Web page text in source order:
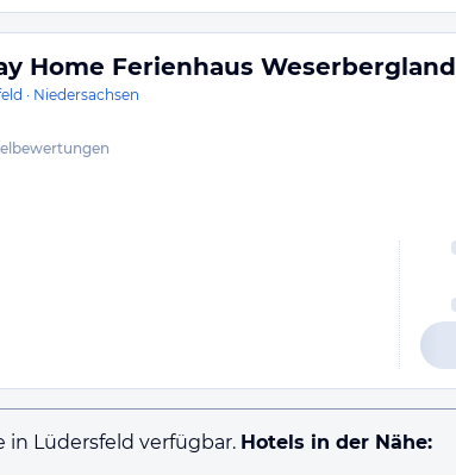
Home Ferienhaus Weserbergland
· Niedersachsen
Lüdersfeld verfügbar. Hotels in der Nähe: